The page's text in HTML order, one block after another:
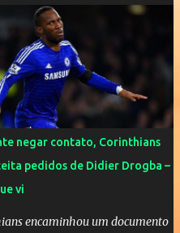
com assistência de Messi). A
a Espanha na final.
e seu filho brasileiro torceram
durante o jogo.
negar contato, Corinthians
pedidos de Didier Drogba –
vi
encaminhou um documento